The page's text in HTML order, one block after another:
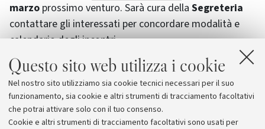
Questo sito web utilizza i cookie
Nel nostro sito utilizziamo sia cookie tecnici necessari per il suo
funzionamento, sia cookie e altri strumenti di tracciamento facoltativi
che potrai attivare solo con il tuo consenso.
Cookie e altri strumenti di tracciamento facoltativi sono usati per
marzo prossimo venturo. Sarà cura della Segreteria
contattare gli interessati per concordare modalità e
calendario degli incontri.
Contando sulla vostra collaborazione, vi auguro buon
lavoro e vi saluto con la più viva cordialità.
Il Rettore